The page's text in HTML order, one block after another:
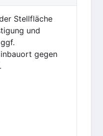
Stellfläche
und
gegen